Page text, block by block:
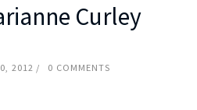
Curley
2012 0 COMMENTS